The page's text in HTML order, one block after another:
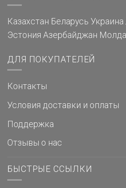
Казахстан Беларусь Украина
Эстония Азербайджан
ДЛЯ ПОКУПАТЕЛЕЙ
Контакты
Условия доставки и оплаты
Поддержка
Отзывы о нас
БЫСТРЫЕ ССЫЛКИ